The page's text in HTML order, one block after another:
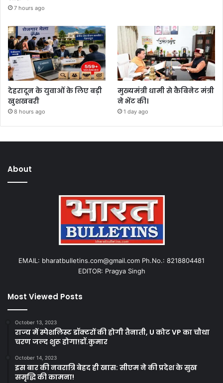
7 hours ago
देहरादून के युवाओं के लिए बड़ी
खुशखबरी
8 hours ago
मुख्यमंत्री धामी से कैबिनेट मंत्री
ने भेंट की।
1 day ago
About
EMAIL: bharatbulletins.com@gmail.com Ph.No.: 8218804481
EDITOR: Pragya Singh
Most Viewed Posts
October 13, 2023
राज्य में स्पेशलिस्ट डॉक्टरों की होगी तैनाती, U कोट VP का चौथा
चरण जल्द शुरू होगा!डॉ.कुमार
October 14, 2023
इस बार की नवरात्रि बेहद ही खास: सीएम ने की प्रदेश के सुख
समृद्धि की कामना!